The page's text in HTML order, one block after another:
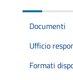
Documenti
Ufficio
Formati